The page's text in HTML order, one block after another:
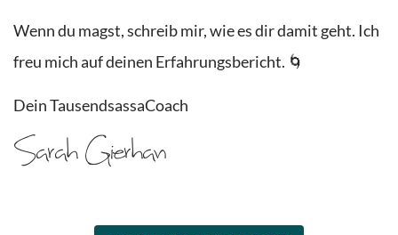
Wenn du magst, schreib mir, wie es dir damit geht. Ich
freu mich auf deinen Erfahrungsbericht. 🌀
Dein TausendsassaCoach